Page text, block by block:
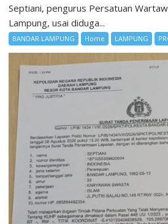
Septiani, pengurus Persatuan
Lampung, usai diduga...
BANDAR LAMPUNG Home LAMPUNG